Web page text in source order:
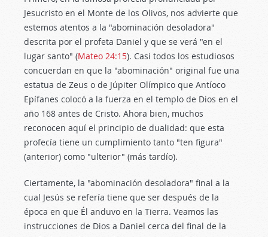
Jesucristo en el Monte de los Olivos, nos advierte que
estemos atentos a la "abominación desoladora"
descrita por el profeta Daniel y que se verá "en el
lugar santo" (Mateo 24:15). Casi todos los estudiosos
concuerdan en que la "abominación" original fue una
estatua de Zeus o de Júpiter Olímpico que Antíoco
Epífanes colocó a la fuerza en el templo de Dios en el
año 168 antes de Cristo. Ahora bien, muchos
reconocen aquí el principio de dualidad: que esta
profecía tiene un cumplimiento tanto "ten figura"
(anterior) como "ulterior" (más tardío).
Ciertamente, la "abominación desoladora" final a la
cual Jesús se refería tiene que ser después de la
época en que Él anduvo en la Tierra. Veamos las
instrucciones de Dios a Daniel cerca del final de la